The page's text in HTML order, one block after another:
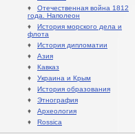
♦ Отечественная война 1812
года. Наполеон
♦ История морского дела и
флота
♦ История дипломатии
♦ Азия
♦ Кавказ
♦ Украина и Крым
♦ История образования
♦ Этнография
♦ Археология
♦ Rossica